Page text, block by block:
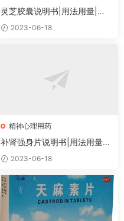
灵芝胶囊说明书|用法用量|注
意事项
2023-06-18
精神心理用药
补肾强身片说明书|用法用量|
注意事项
2023-06-18